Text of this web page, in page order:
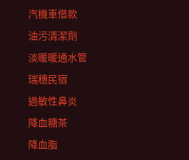
汽機車借款
油污清潔劑
淡暖暖通水管
瑞穗民宿
過敏性鼻炎
降血糖茶
降血脂